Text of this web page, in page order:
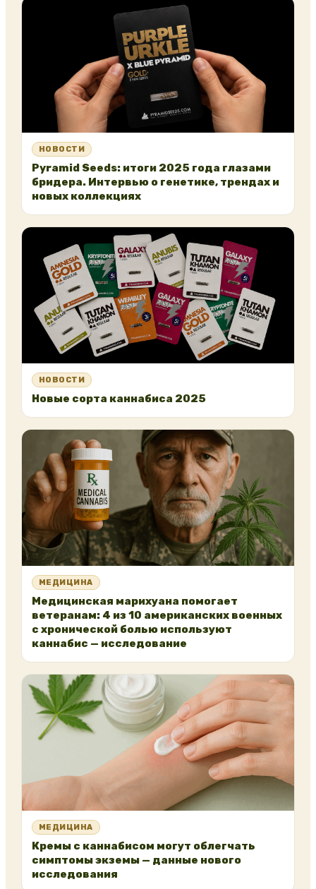
НОВОСТИ
Pyramid Seeds: итоги 2025 года глазами
бридера. Интервью о генетике, трендах и
новых коллекциях
НОВОСТИ
Новые сорта каннабиса 2025
МЕДИЦИНА
Медицинская марихуана помогает
ветеранам: 4 из 10 американских военных
с хронической болью используют
каннабис — исследование
МЕДИЦИНА
Кремы с каннабисом могут облегчать
симптомы экземы — данные нового
исследования